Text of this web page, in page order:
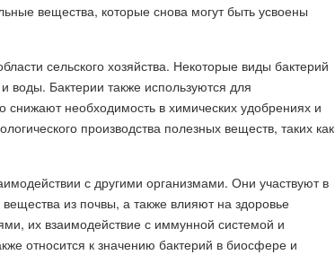
вещества, которые снова могут быть усвоены
сельского хозяйства. Некоторые виды бактерий
воды. Бактерии также используются для
снижают необходимость в химических удобрениях и
производства полезных веществ, таких как
с другими организмами. Они участвуют в
из почвы, а также влияют на здоровье
их взаимодействие с иммунной системой и
относится к значению бактерий в биосфере и